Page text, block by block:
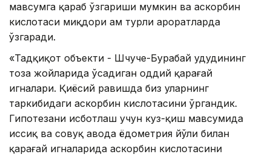
мавсумга қараб ўзгариши мумкин ва аскорбин
кислотаси миқдори ҳам турли ҳароратларда
ўзгаради.
«Тадқиқот объекти - Шчуче-Бурабай ҳудудининг
тоза жойларида ўсадиган оддий қарағай
игналари. Қиёсий равишда биз уларнинг
таркибидаги аскорбин кислотасини ўргандик.
Гипотезани исботлаш учун куз-қиш мавсумида
иссиқ ва совуқ ҳавода ёдометрия йўли билан
қарағай игналарида аскорбин кислотасини